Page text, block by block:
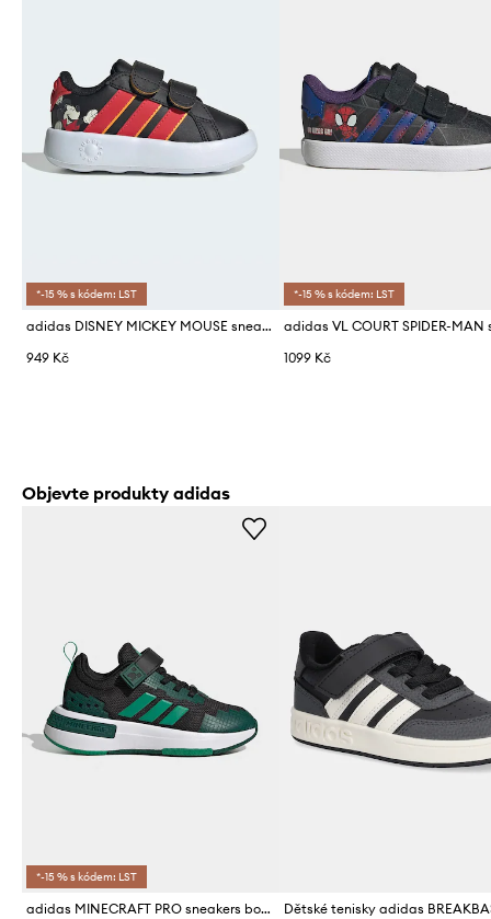
*-15 % s kódem: LST
adidas DISNEY MICKEY MOUSE sneakers boty dětské
949 Kč
*-15 % s kódem: LST
1099 Kč
Objevte produkty adidas
*-15 % s kódem: LST
adidas MINECRAFT PRO sneakers boty dětské
Dětské tenisky adidas